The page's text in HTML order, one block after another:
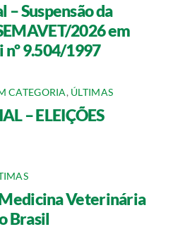
Suspensão da
2026 em
9.504/1997
CATEGORIA, ÚLTIMAS
– ELEIÇÕES
Veterinária
Brasil